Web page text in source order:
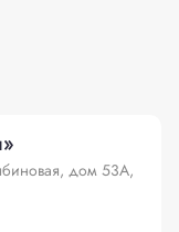
дом 53А,